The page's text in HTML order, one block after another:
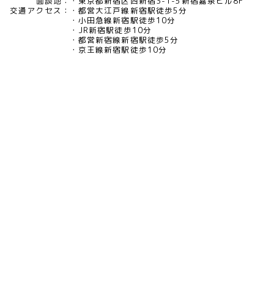
交通アクセス：
都営大江戸線新宿駅徒歩5分
小田急線新宿駅徒歩10分
JR新宿駅徒歩10分
都営新宿線新宿駅徒歩5分
京王線新宿駅徒歩10分